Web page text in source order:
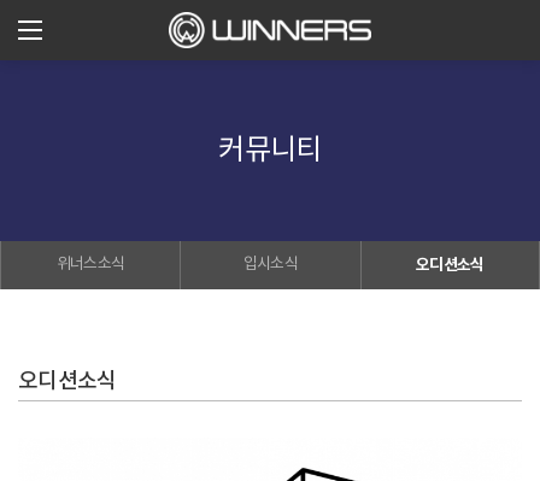
커뮤니티
위너스소식 입시소식 오디션소식
오디션소식